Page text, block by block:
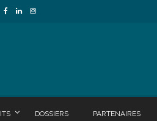
DOSSIERS PARTENAIRES